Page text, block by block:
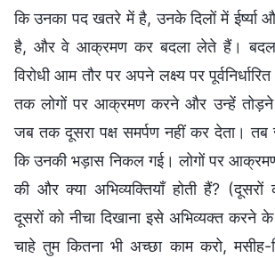
कि उनका पद खतरे में है, उनके दिलों में ईर्ष्या
है, और वे आक्रमण कर बदला लेते हैं।
विरोधी आम तौर पर अपने लक्ष्य पर
तक लोगों पर आक्रमण करने और उन्हें
जब तक दूसरा पक्ष समर्पण नहीं कर देता।
कि उनकी भड़ास निकल गई। लोगों पर
की और क्या अभिव्यक्तियाँ होती हैं? (दूसरों
दूसरों को नीचा दिखाना इसे अभिव्यक्त करने
चाहे तुम कितना भी अच्छा काम करो, मसीह-